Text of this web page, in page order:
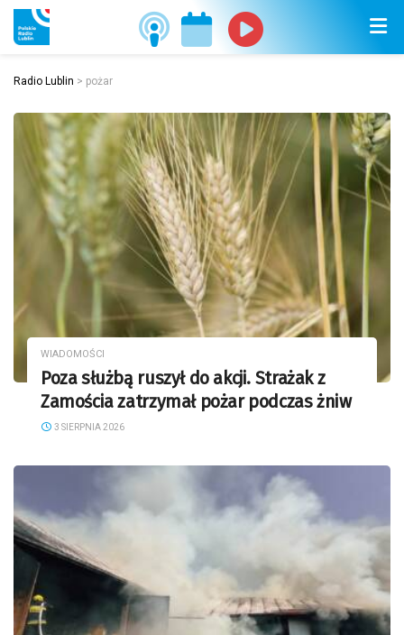
Radio Lublin > pożar
WIADOMOŚCI
Poza służbą ruszył do akcji. Strażak z
Zamościa zatrzymał pożar podczas żniw
3 SIERPNIA 2026